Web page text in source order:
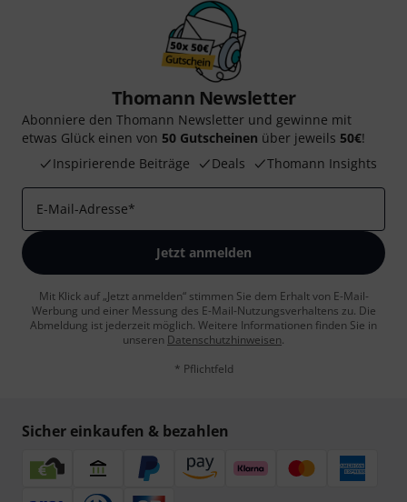
Thomann Newsletter
Abonniere den Thomann Newsletter und gewinne mit
etwas Glück einen von 50 Gutscheinen über jeweils 50€!
Inspirierende Beiträge
Deals Thomann Insights
E-Mail-Adresse*
Jetzt anmelden
Mit Klick auf „Jetzt anmelden“ stimmen Sie dem Erhalt von E-Mail-
Werbung und einer Messung des E-Mail-Nutzungsverhaltens zu. Die
Abmeldung ist jederzeit möglich. Weitere Informationen finden Sie in
unseren Datenschutzhinweisen.
* Pflichtfeld
Sicher einkaufen & bezahlen